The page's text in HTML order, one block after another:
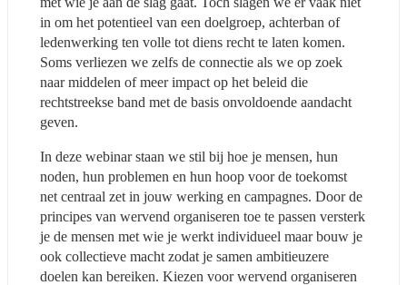
in om het potentieel van een doelgroep, achterban of
ledenwerking ten volle tot diens recht te laten komen.
Soms verliezen we zelfs de connectie als we op zoek
naar middelen of meer impact op het beleid die
rechtstreekse band met de basis onvoldoende aandacht
geven.
In deze webinar staan we stil bij hoe je mensen, hun
noden, hun problemen en hun hoop voor de toekomst
net centraal zet in jouw werking en campagnes. Door de
principes van wervend organiseren toe te passen versterk
je de mensen met wie je werkt individueel maar bouw je
ook collectieve macht zodat je samen ambitieuzere
doelen kan bereiken. Kiezen voor wervend organiseren